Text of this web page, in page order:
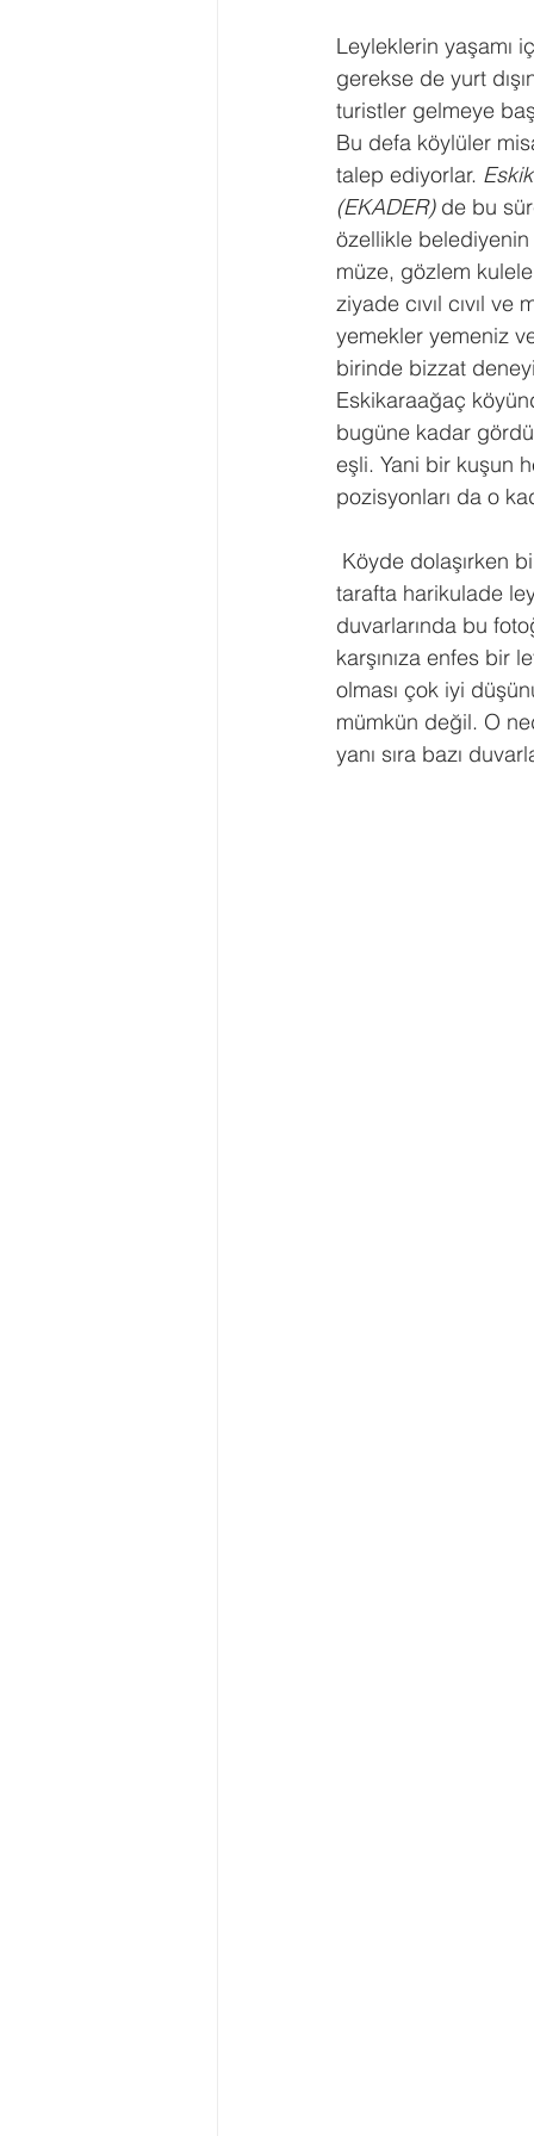
Leyleklerin yaşamı
gerekse de yurt
turistler gelmeye
Bu defa köylüler
talep ediyorlar.
(EKADER) de bu
özellikle
müze, gözlem
ziyade cıvıl cıvıl
yemekler yemeniz
birinde bizzat
Eskikaraağaç
bugüne kadar
eşli. Yani bir kuşun
pozisyonları da o
tarafta harikulade
duvarlarında bu
karşınıza enfes bir
olması çok iyi
mümkün değil. O
yanı sıra bazı